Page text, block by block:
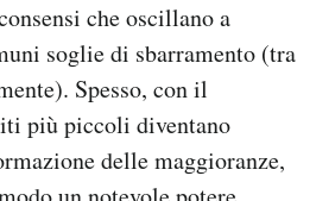
che oscillano a
soglie di sbarramento (tra
Spesso, con il
più piccoli diventano
delle maggioranze,